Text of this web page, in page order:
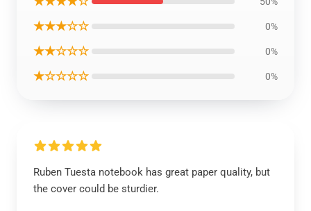
★★★☆☆ 0%
★★☆☆☆ 0%
★☆☆☆☆ 0%
Ruben Tuesta notebook has great paper quality, but
the cover could be sturdier.